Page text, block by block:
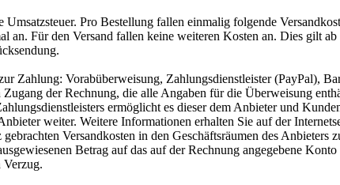
Umsatzsteuer. Pro Bestellung fallen einmalig folgende
an. Für den Versand fallen keine weiteren Kosten an. Dies gilt
Zahlung: Vorabüberweisung, Zahlungsdienstleister (PayPal),
der Rechnung, die alle Angaben für die Überweisung
ermöglicht es dieser dem Anbieter und
weiter. Weitere Informationen erhalten Sie auf der
Versandkosten in den Geschäftsräumen des
Betrag auf das auf der Rechnung angegebene